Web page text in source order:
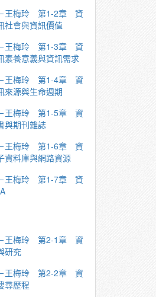
王梅玲 第1-2章 資
會與資訊價值
王梅玲 第1-3章 資
養意義與資訊需求
王梅玲 第1-4章 資
源與生命週期
王梅玲 第1-5章 資
期刊雜誌
王梅玲 第1-6章 資
料庫與網路資源
王梅玲 第1-7章 資
王梅玲 第2-1章 資
研究
王梅玲 第2-2章 資
尋歷程